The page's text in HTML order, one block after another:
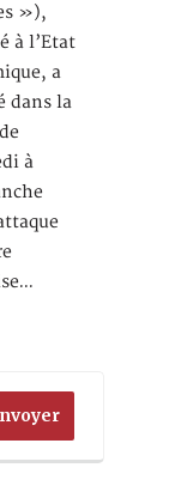
»),
à l’Etat
a
dans la
à